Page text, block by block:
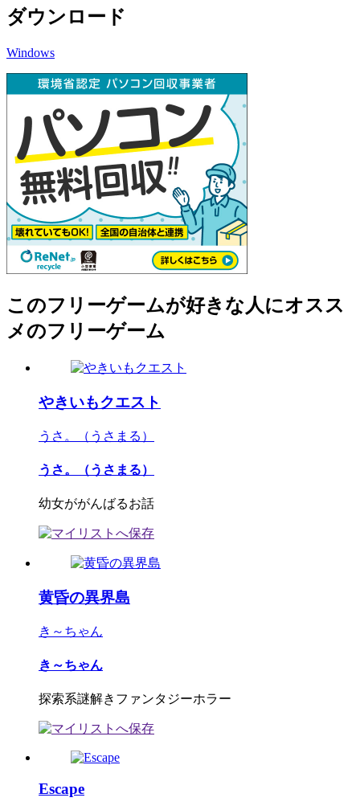
ダウンロード
Windows
このフリーゲームが好きな人にオスス
メのフリーゲーム
やきいもクエスト
うさ。（うさまる）
うさ。（うさまる）
幼女ががんばるお話
黄昏の異界島
き～ちゃん
き～ちゃん
探索系謎解きファンタジーホラー
Escape